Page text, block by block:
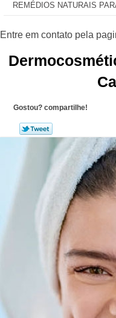
REMÉDIOS NATURAIS
Gostou? compartilhe!